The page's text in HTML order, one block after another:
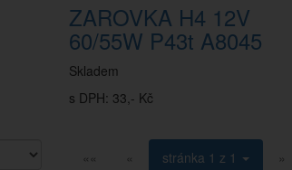
ZAROVKA H4 12V
60/55W P43t A8045
Skladem
s DPH: 33,- Kč
««
« stránka 1 z 1 »